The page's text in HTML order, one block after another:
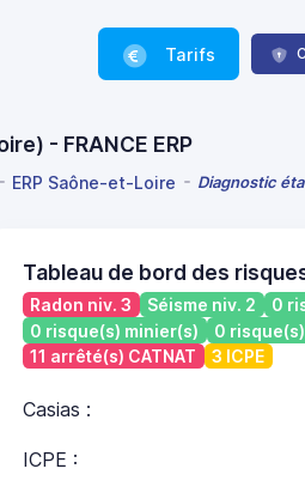
Tarifs
- FRANCE ERP
ERP Saône-et-Loire Diagnostic
Tableau de bord des
Radon niv. 3 Séisme niv. 2
0
0 risque(s) minier(s)
0
11 arrêté(s) CATNAT
3 ICPE
Casias :
ICPE :